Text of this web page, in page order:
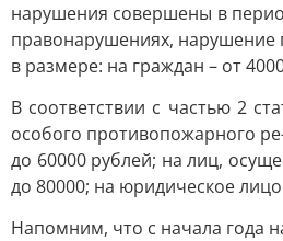
нарушения совершены в
правонарушениях, нарушение
в размере: на граждан – от
В соответствии с частью 2
особого противопожарного
до 60000 рублей; на лиц,
до 80000; на юридическое
Напомним, что с начала года